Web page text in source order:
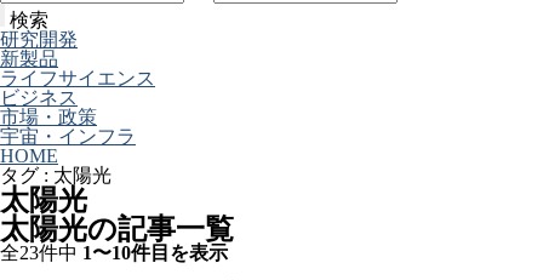
検索
研究開発
新製品
ライフサイエンス
ビジネス
市場・政策
宇宙・インフラ
HOME
タグ : 太陽光
太陽光
太陽光の記事一覧
全23件中 1〜10件目を表示